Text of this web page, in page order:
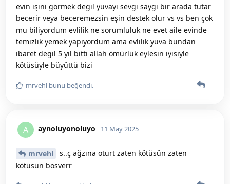
evin işini görmek degil yuvayı sevgi saygı bir arada tutar
becerir veya beceremezsin eşin destek olur vs vs ben çok
mu biliyordum evlilik ne sorumluluk ne evet aile evinde
temizlik yemek yapıyordum ama evlilik yuva bundan
ibaret degil 5 yıl bitti allah ömürlük eylesin iyisiyle
kötüsüyle büyüttü bizi
mrvehl bunu beğendi.
A aynoluyonoluyo 11 May 2025
mrvehl
s..ç ağzına oturt zaten kötüsün zaten
kötüsün bosverr